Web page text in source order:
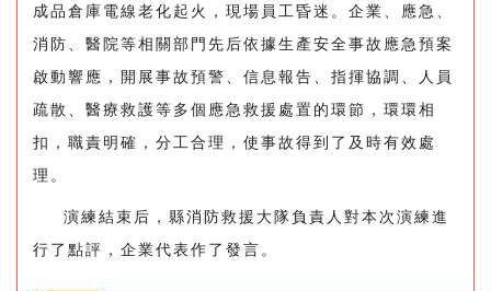
成品倉庫電線老化起火，現場員工昏迷。企業、應急、
消防、醫院等相關部門先后依據生產安全事故應急預案
啟動響應，開展事故預警、信息報告、指揮協調、人員
疏散、醫療救護等多個應急救援處置的環節，環環相
扣，職責明確，分工合理，使事故得到了及時有效處
理。
演練結束后，縣消防救援大隊負責人對本次演練進
行了點評，企業代表作了發言。